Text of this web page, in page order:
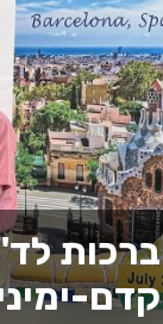
ברכות
קדם-